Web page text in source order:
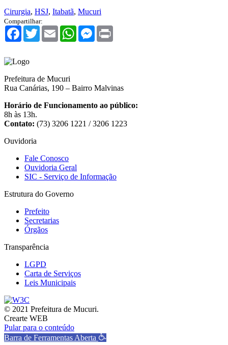
Cirurgia, HSJ, Itabatã, Mucuri
Compartilhar:
Facebook
TwitterEmail WhatsAppMessenger
Prefeitura de Mucuri
Rua Canárias, 190 – Bairro Malvinas
Horário de Funcionamento ao público:
8h às 13h.
Contato: (73) 3206 1221 / 3206 1223
Ouvidoria
Fale Conosco
Ouvidoria Geral
SIC - Serviço de Informação
Estrutura do Governo
Prefeito
Secretarias
Órgãos
Transparência
LGPD
Carta de Serviços
Leis Municipais
© 2021 Prefeitura de Mucuri.
Crearte WEB
Pular para o conteúdo
Barra de Ferramentas Aberta